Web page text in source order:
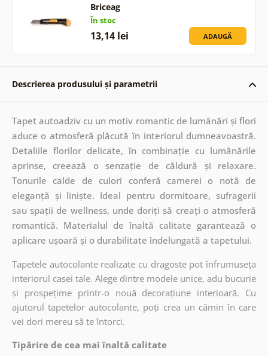
Briceag
În stoc
13,14 lei ADAUGĂ
Descrierea produsului și parametrii
Tapet autoadziv cu un motiv romantic de lumânări și flori
aduce o atmosferă plăcută în interiorul dumneavoastră.
Detaliile florilor delicate, în combinație cu lumânările
aprinse, creează o senzație de căldură și relaxare.
Tonurile calde de culori conferă camerei o notă de
eleganță și liniște. Ideal pentru dormitoare, sufragerii
sau spații de wellness, unde doriți să creați o atmosferă
romantică. Materialul de înaltă calitate garantează o
aplicare ușoară și o durabilitate îndelungată a tapetului.
Tapetele autocolante realizate cu dragoste pot înfrumuseța
interiorul casei tale. Alege dintre modele unice, adu bucurie
și prospețime printr-o nouă decorațiune interioară. Cu
ajutorul tapetelor autocolante, poți crea un cămin în care
vei dori mereu să te întorci.
Tipărire de cea mai înaltă calitate